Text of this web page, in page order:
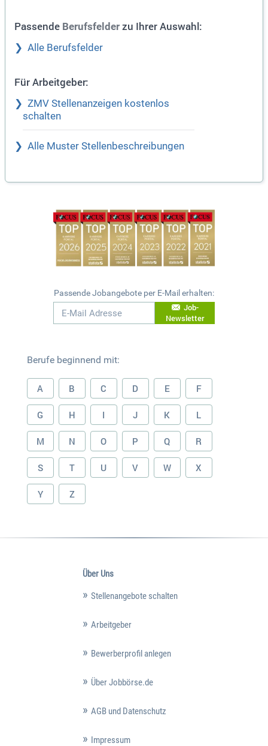
Passende Berufsfelder zu Ihrer Auswahl:
Alle Berufsfelder
Für Arbeitgeber:
ZMV Stellenanzeigen kostenlos
schalten
Alle Muster Stellenbeschreibungen
Passende Jobangebote per E-Mail erhalten:
Job-
Newsletter
Berufe beginnend mit:
A B C D E F
G H I J K L
M N O P Q R
S T U V W X
Y Z
Über Uns
Stellenangebote schalten
Arbeitgeber
Bewerberprofil anlegen
Über Jobbörse.de
AGB und Datenschutz
Impressum